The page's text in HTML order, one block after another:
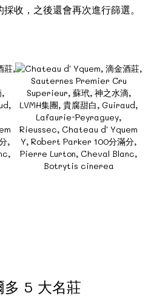
收，之後還會再次進行篩選。
多 5 大名莊